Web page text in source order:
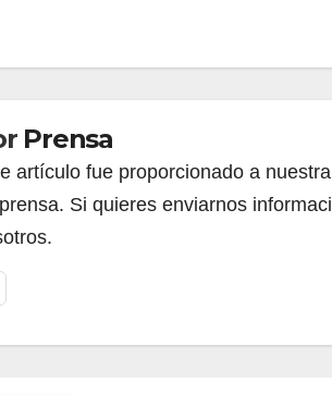
Prensa
artículo fue proporcionado a
Si quieres enviarnos